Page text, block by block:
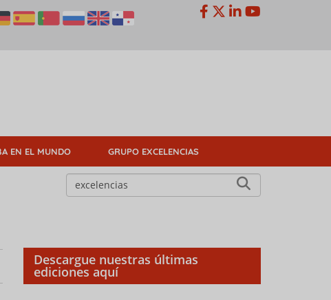
EN EL MUNDO GRUPO EXCELENCIAS
Descargue nuestras últimas
ediciones aquí